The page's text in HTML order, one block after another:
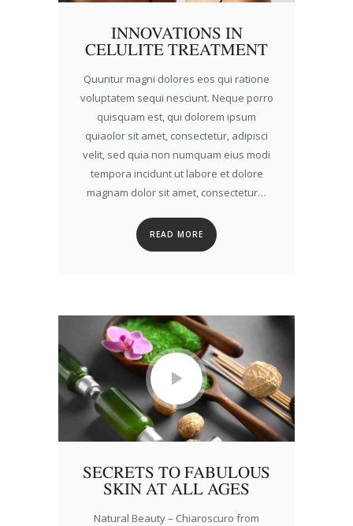
INNOVATIONS IN
CELULITE TREATMENT
Quuntur magni dolores eos qui ratione
voluptatem sequi nesciunt. Neque porro
quisquam est, qui dolorem ipsum
quiaolor sit amet, consectetur, adipisci
velit, sed quia non numquam eius modi
tempora incidunt ut labore et dolore
magnam dolor sit amet, consectetur…
READ MORE
SECRETS TO FABULOUS
SKIN AT ALL AGES
Natural Beauty – Chiaroscuro from